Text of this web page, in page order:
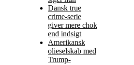
Dansk true
crime-serie
giver mere chok
end indsigt
Amerikansk
olieselskab med
Trump-